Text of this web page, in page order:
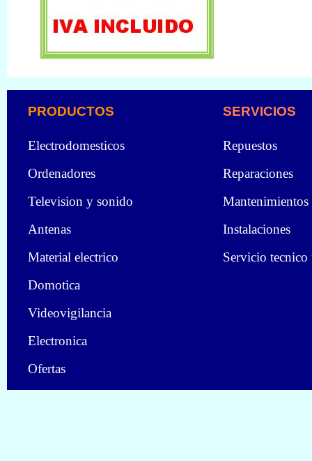
Repuestos
Reparaciones
Mantenimientos
Instalaciones
Servicio
Electrodomesticos
Ordenadores
Television y sonido
Antenas
Material electrico
Domotica
Videovigilancia
Electronica
Ofertas
PRODUCTOS SERVICIOS